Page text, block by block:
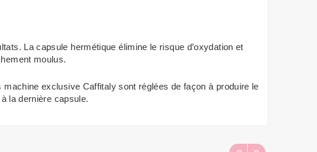
La capsule hermétique élimine le risque d’oxydation et
moulus.
exclusive Caffitaly sont réglées de façon à produire le
la dernière capsule.